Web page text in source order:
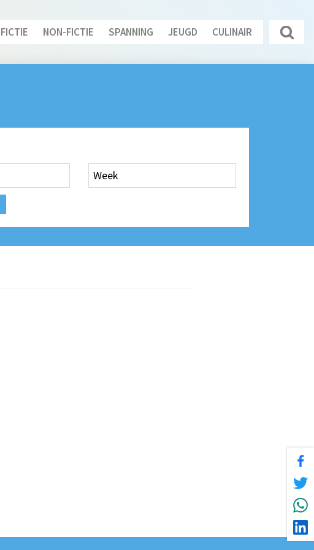
FICTIE NON-FICTIE SPANNING JEUGD CULINAIR